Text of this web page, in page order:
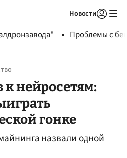
Новости
Проблемы с
к нейросетям:
гонке
назвали одной